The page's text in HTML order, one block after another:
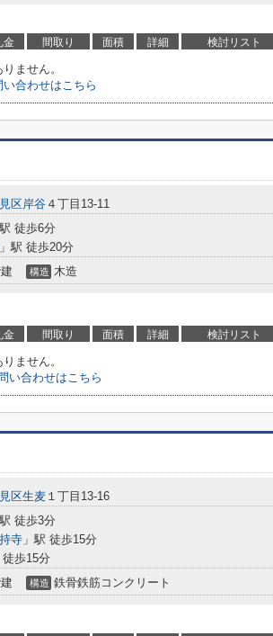
金 間取り 面積 詳細 検討リスト
ません。
合わせはこちら
区岸谷 ４丁目13-11
徒歩6分
」駅 徒歩20分
構造 木造
金 間取り 面積 詳細 検討リスト
ません。
い合わせはこちら
区生麦 １丁目13-16
徒歩3分
寺 」駅 徒歩15分
徒歩15分
構造 鉄骨鉄筋コンクリート